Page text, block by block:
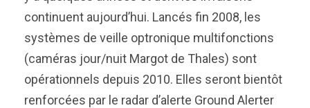
continuent aujourd’hui. Lancés fin 2008, les
systèmes de veille optronique multifonctions
(caméras jour/nuit Margot de Thales) sont
opérationnels depuis 2010. Elles seront bientôt
renforcées par le radar d’alerte Ground Alerter